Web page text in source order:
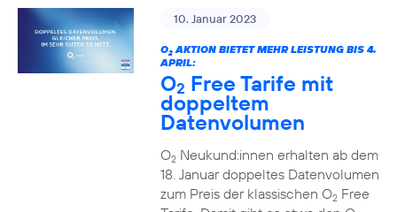
10. Januar 2023
O2AKTION BIETET MEHR LEISTUNG BIS 4.
APRIL:
O2 Free Tarife mit
doppeltem
Datenvolumen
O2Neukund:innen erhalten ab dem
18. Januar doppeltes Datenvolumen
zum Preis der klassischen O2Free